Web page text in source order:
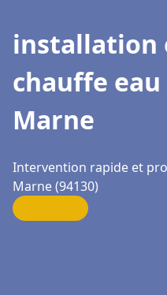
installation
chauffe
Marne
Intervention rapide et
Marne (94130)